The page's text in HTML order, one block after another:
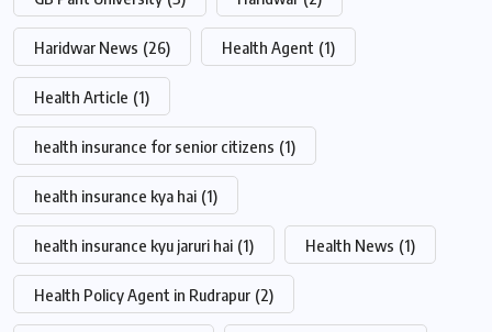
Haridwar News (26) Health Agent (1)
Health Article (1)
health insurance for senior citizens (1)
health insurance kya hai (1)
health insurance kyu jaruri hai (1) Health News (1)
Health Policy Agent in Rudrapur (2)